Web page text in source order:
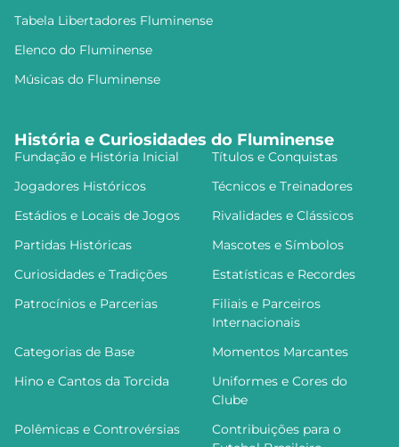
Tabela Libertadores Fluminense
Elenco do Fluminense
Músicas do Fluminense
História e Curiosidades do Fluminense
Fundação e História Inicial
Títulos e Conquistas
Jogadores Históricos
Técnicos e Treinadores
Estádios e Locais de Jogos
Rivalidades e Clássicos
Partidas Históricas
Mascotes e Símbolos
Curiosidades e Tradições
Estatísticas e Recordes
Patrocínios e Parcerias
Filiais e Parceiros
Internacionais
Categorias de Base
Momentos Marcantes
Hino e Cantos da Torcida
Uniformes e Cores do
Clube
Polêmicas e Controvérsias
Contribuições para o